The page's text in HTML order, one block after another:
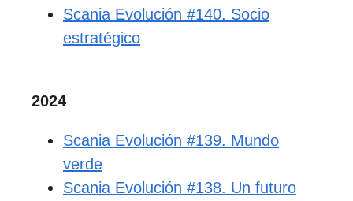
Scania Evolución #140. Socio
estratégico
2024
Scania Evolución #139. Mundo
verde
Scania Evolución #138. Un futuro